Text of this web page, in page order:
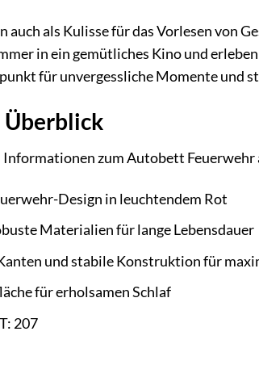
als Kulisse für das Vorlesen von
in ein gemütliches Kino und
für unvergessliche Momente und
zum Autobett Feuerwehr
Design in leuchtendem Rot
Materialien für lange Lebensdauer
und stabile Konstruktion für
für erholsamen Schlaf
207